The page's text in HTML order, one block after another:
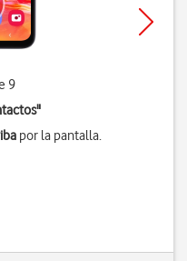
9
"
por la pantalla.